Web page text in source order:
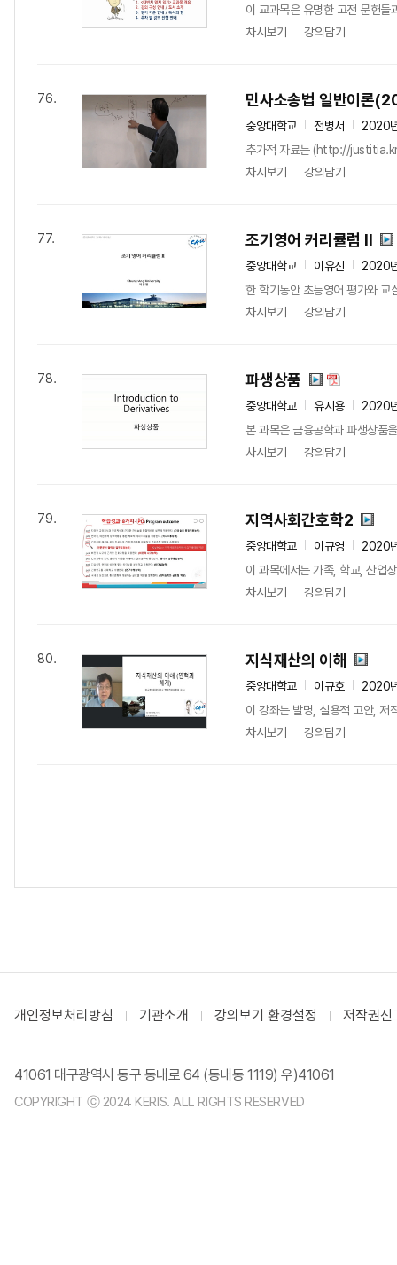
이 교과목은 유명한 고전 문헌들
차시보기
강의담기
76. 민사소송법 일반이론
중앙대학교 전병서
2020
추가적 자료는 (http://
차시보기
강의담기
77. 조기영어 커리큘럼 II
중앙대학교 이유진
2020
한 학기동안 초등영어 평가와
차시보기
강의담기
78. 파생상품
중앙대학교 유시용
2020
본 과목은 금융공학과 파생상품
차시보기
강의담기
79. 지역사회간호학2
중앙대학교 이규영
2020
이 과목에서는 가족, 학교, 산업
차시보기
강의담기
80. 지식재산의 이해
중앙대학교 이규호
2020
이 강좌는 발명, 실용적 고안, 저
차시보기
강의담기
개인정보처리방침 기관소개 강의보기 환경설정 저작권신
41061 대구광역시 동구 동내로 64 (동내동 1119) 우)41061
COPYRIGHT ⓒ 2024 KERIS. ALL RIGHTS RESERVED